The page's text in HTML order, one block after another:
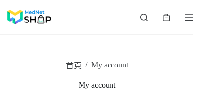
購
首頁 / My account
My account